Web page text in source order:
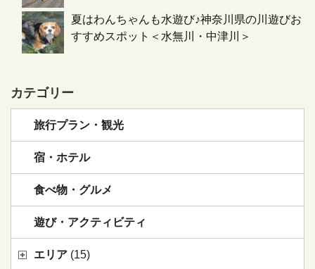
夏はわんちゃんも水遊び♪神奈川県の川遊びお
すすめスポット＜水無川・中津川＞
カテゴリー
旅行プラン・観光
宿・ホテル
食べ物・グルメ
遊び・アクティビティ
エリア (15)